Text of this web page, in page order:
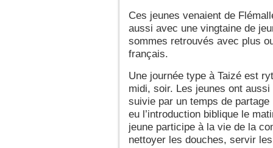
Ces jeunes venaient de
aussi avec une vingtaine de
sommes retrouvés avec plus
français.
Une journée type à Taizé est
midi, soir. Les jeunes ont
suivie par un temps de
eu l’introduction biblique le
jeune participe à la vie de la
nettoyer les douches, servir